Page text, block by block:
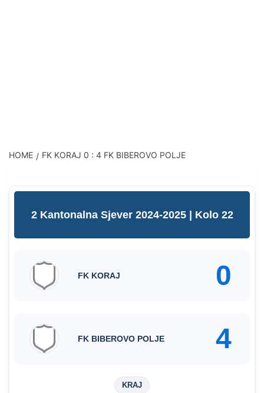
HOME FK KORAJ 0 : 4 FK BIBEROVO POLJE
2 Kantonalna Sjever 2024-2025 | Kolo 22
FK KORAJ 0
FK BIBEROVO POLJE 4
KRAJ